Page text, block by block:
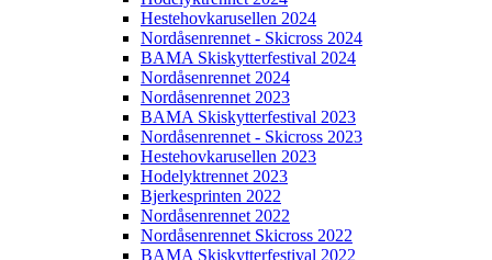
Hestehovkarusellen 2024
Nordåsenrennet - Skicross 2024
BAMA Skiskytterfestival 2024
Nordåsenrennet 2024
Nordåsenrennet 2023
BAMA Skiskytterfestival 2023
Nordåsenrennet - Skicross 2023
Hestehovkarusellen 2023
Hodelyktrennet 2023
Bjerkesprinten 2022
Nordåsenrennet 2022
Nordåsenrennet Skicross 2022
BAMA Skiskytterfestival 2022